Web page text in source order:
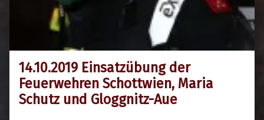
14.10.2019 Einsatzübung der
Feuerwehren Schottwien, Maria
Schutz und Gloggnitz-Aue
14. Oktober 2019